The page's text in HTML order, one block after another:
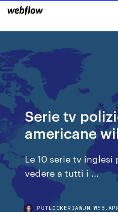
Serie tv
americane
Le 10 serie tv inglesi
vedere a tutti i ...